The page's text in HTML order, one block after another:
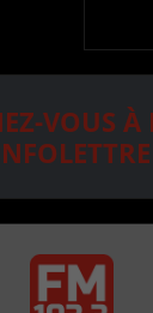
VOUS À